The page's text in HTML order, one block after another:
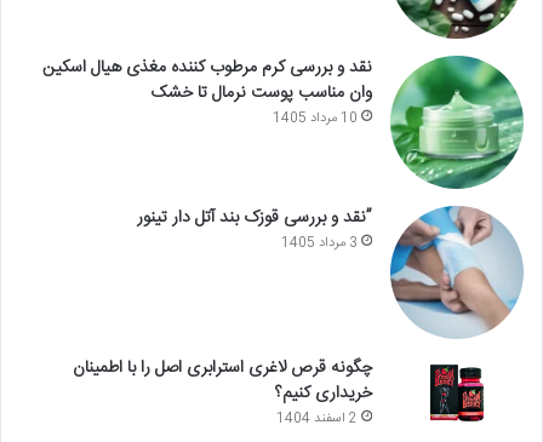
نقد و بررسی کرم مرطوب کننده مغذی هیال اسکین
وان مناسب پوست نرمال تا خشک
10 مرداد 1405
”نقد و بررسی قوزک بند آتل دار تینور
3 مرداد 1405
چگونه قرص لاغری استرابری اصل را با اطمینان
خریداری کنیم؟
2 اسفند 1404